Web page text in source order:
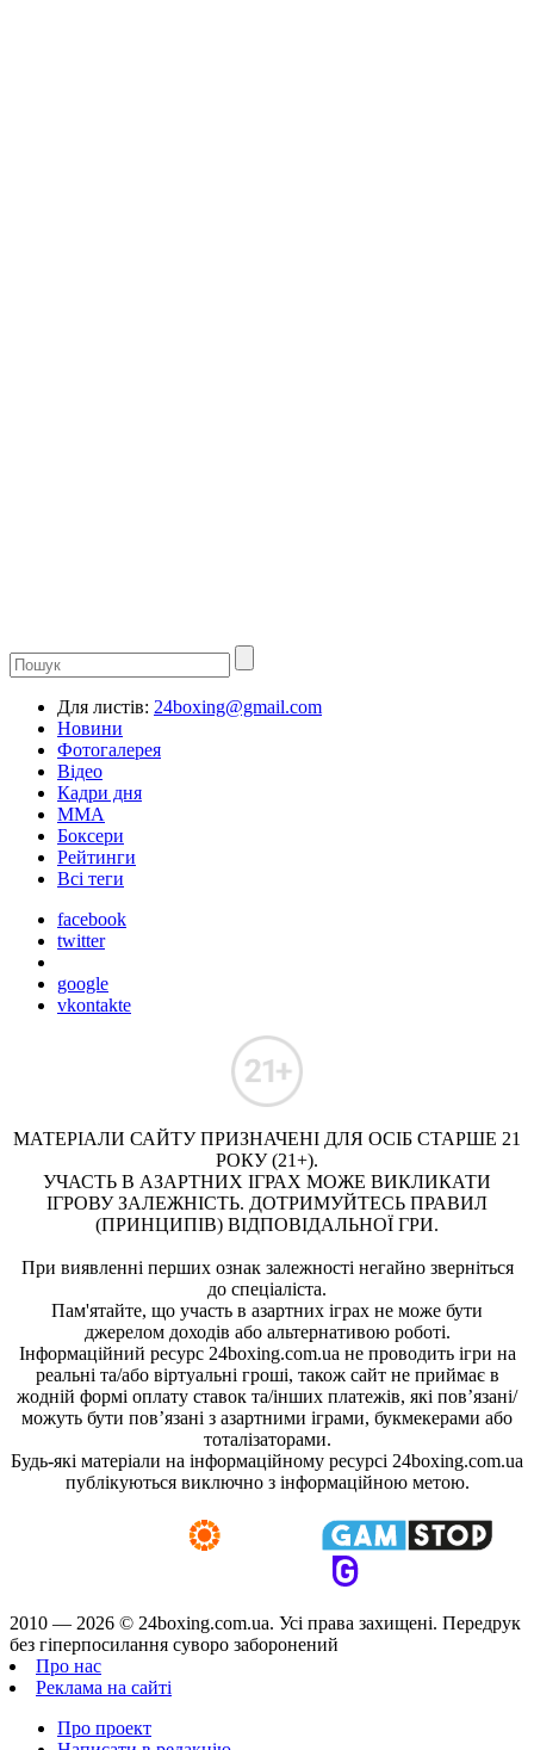
Для листів: 24boxing@gmail.com
Новини
Фотогалерея
Відео
Кадри дня
ММА
Боксери
Рейтинги
Всі теги
facebook
twitter
google
vkontakte
МАТЕРІАЛИ САЙТУ ПРИЗНАЧЕНІ ДЛЯ ОСІБ СТАРШЕ 21
РОКУ (21+).
УЧАСТЬ В АЗАРТНИХ ІГРАХ МОЖЕ ВИКЛИКАТИ
ІГРОВУ ЗАЛЕЖНІСТЬ. ДОТРИМУЙТЕСЬ ПРАВИЛ
(ПРИНЦИПІВ) ВІДПОВІДАЛЬНОЇ ГРИ.
При виявленні перших ознак залежності негайно зверніться
до спеціаліста.
Пам'ятайте, що участь в азартних іграх не може бути
джерелом доходів або альтернативою роботі.
Інформаційний ресурс 24boxing.com.ua не проводить ігри на
реальні та/або віртуальні гроші, також сайт не приймає в
жодній формі оплату ставок та/інших платежів, які пов’язані/
можуть бути пов’язані з азартними іграми, букмекерами або
тоталізаторами.
Будь-які матеріали на інформаційному ресурсі 24boxing.com.ua
публікуються виключно з інформаційною метою.
2010 — 2026 © 24boxing.com.ua. Усi права захищенi. Передрук
без гіперпосилання суворо заборонений
Про нас
Реклама на сайті
Про проект